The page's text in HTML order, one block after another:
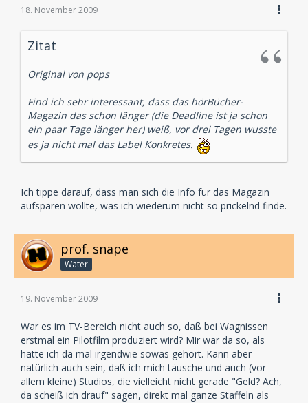
18. November 2009
Zitat
Original von pops
Find ich sehr interessant, dass das hörBücher-
Magazin das schon länger (die Deadline ist ja schon
ein paar Tage länger her) weiß, vor drei Tagen wusste
es ja nicht mal das Label Konkretes.
Ich tippe darauf, dass man sich die Info für das Magazin
aufsparen wollte, was ich wiederum nicht so prickelnd finde.
prof. snape
Water
19. November 2009
War es im TV-Bereich nicht auch so, daß bei Wagnissen
erstmal ein Pilotfilm produziert wird? Mir war da so, als
hätte ich da mal irgendwie sowas gehört. Kann aber
natürlich auch sein, daß ich mich täusche und auch (vor
allem kleine) Studios, die vielleicht nicht gerade "Geld? Ach,
da scheiß ich drauf" sagen, direkt mal ganze Staffeln als